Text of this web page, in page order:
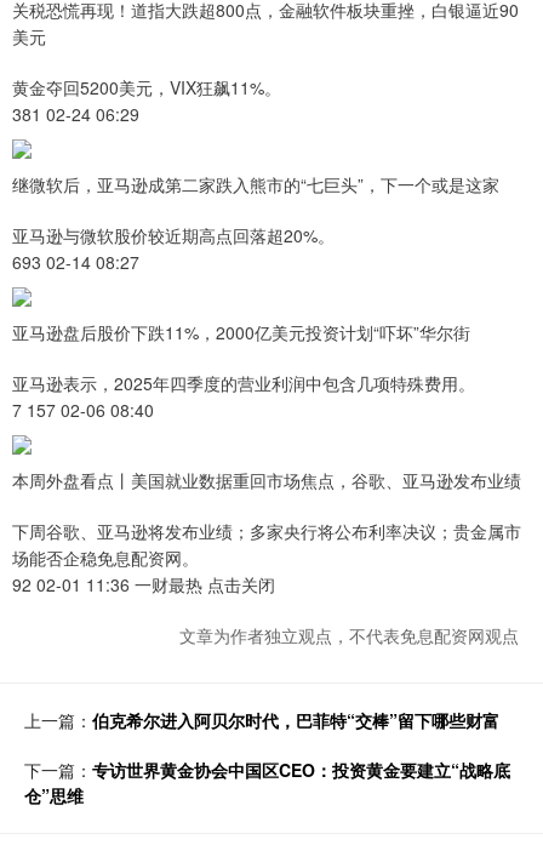
关税恐慌再现！道指大跌超800点，金融软件板块重挫，白银逼近90
美元
黄金夺回5200美元，VIX狂飙11%。
381 02-24 06:29
继微软后，亚马逊成第二家跌入熊市的“七巨头”，下一个或是这家
亚马逊与微软股价较近期高点回落超20%。
693 02-14 08:27
亚马逊盘后股价下跌11%，2000亿美元投资计划“吓坏”华尔街
亚马逊表示，2025年四季度的营业利润中包含几项特殊费用。
7 157 02-06 08:40
本周外盘看点丨美国就业数据重回市场焦点，谷歌、亚马逊发布业绩
下周谷歌、亚马逊将发布业绩；多家央行将公布利率决议；贵金属市
场能否企稳免息配资网。
92 02-01 11:36 一财最热 点击关闭
文章为作者独立观点，不代表免息配资网观点
上一篇： 伯克希尔进入阿贝尔时代，巴菲特“交棒”留下哪些财富
下一篇： 专访世界黄金协会中国区CEO：投资黄金要建立“战略底
仓”思维